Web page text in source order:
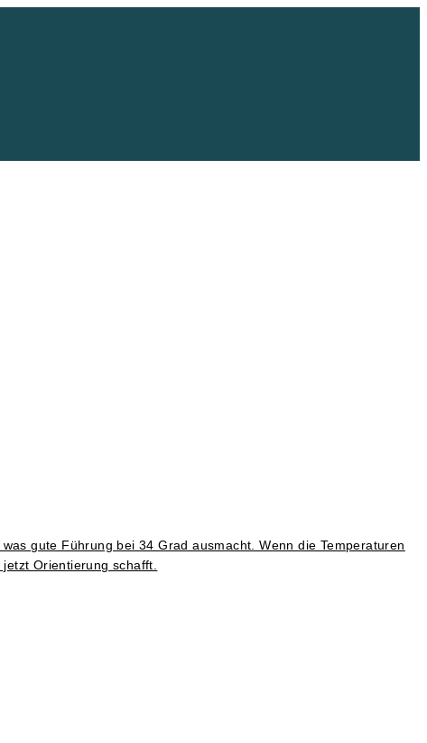
gute Führung bei 34 Grad ausmacht. Wenn die Temperaturen
Orientierung schafft.